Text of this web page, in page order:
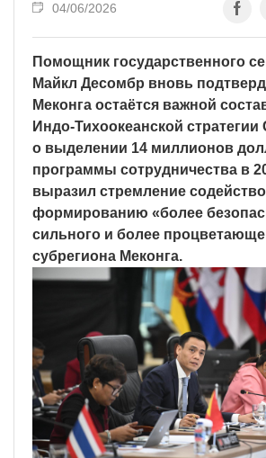
04/06/2026
Помощник государственного
Майкл Десомбр вновь
Меконга остаётся важной
Индо-Тихоокеанской
о выделении 14 миллионов
программы сотрудничества в
выразил стремление
формированию «более
сильного и более
субрегиона Меконга.